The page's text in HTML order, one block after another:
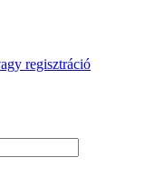
regisztráció